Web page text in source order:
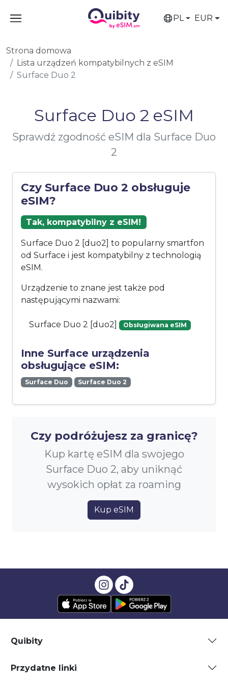
PL EUR
Strona domowa
Lista urządzeń kompatybilnych z eSIM
Surface Duo 2
Surface Duo 2 eSIM
Sprawdź zgodność eSIM dla Surface Duo
2
Czy Surface Duo 2 obsługuje
eSIM?
Tak, kompatybilny z eSIM!
Surface Duo 2 [duo2] to popularny smartfon
od Surface i jest kompatybilny z technologią
eSIM.
Urządzenie to znane jest także pod
następującymi nazwami:
Surface Duo 2 [duo2] Obsługiwana eSIM
Inne Surface urządzenia
obsługujące eSIM:
Surface Duo Surface Duo 2
Czy podróżujesz za granicę?
Kup kartę eSIM dla swojego
Surface Duo 2, aby uniknąć
wysokich opłat za roaming
Kup eSIM
Quibity
Przydatne linki